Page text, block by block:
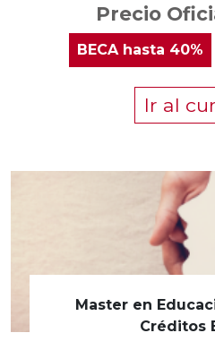
Precio
BECA hasta 40%
Ir al
Master en
Créditos